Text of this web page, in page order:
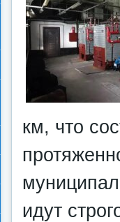
км, что
идут